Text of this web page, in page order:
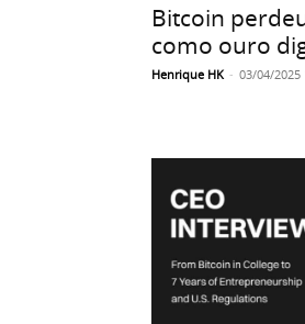
Bitcoin
como ouro
Henrique HK - 03/04/2025